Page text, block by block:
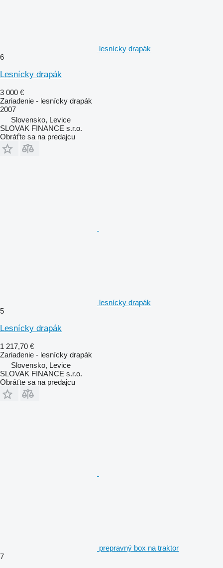
lesnícky drapák
6
Lesnícky drapák
3 000 €
Zariadenie - lesnícky drapák
2007
Slovensko, Levice
SLOVAK FINANCE s.r.o.
Obráťte sa na predajcu
lesnícky drapák
5
Lesnícky drapák
1 217,70 €
Zariadenie - lesnícky drapák
Slovensko, Levice
SLOVAK FINANCE s.r.o.
Obráťte sa na predajcu
prepravný box na traktor
7